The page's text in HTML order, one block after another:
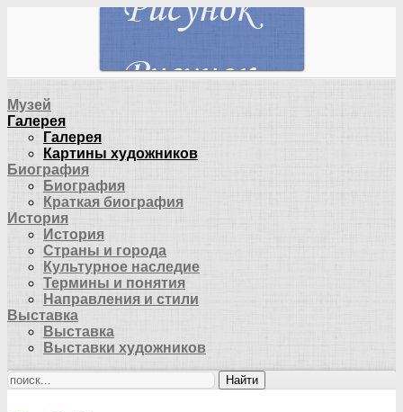
Музей
Галерея
Галерея
Картины художников
Биография
Биография
Краткая биография
История
История
Страны и города
Культурное наследие
Термины и понятия
Направления и стили
Выставка
Выставка
Выставки художников
Найти